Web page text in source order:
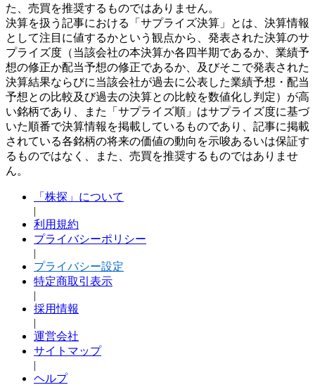
た、売買を推奨するものではありません。
決算を扱う記事における「サプライズ決算」とは、決算情報
として注目に値するかという観点から、発表された決算のサ
プライズ度（当該会社の本決算か各四半期であるか、業績予
想の修正か配当予想の修正であるか、及びそこで発表された
決算結果ならびに当該会社が過去に公表した業績予想・配当
予想との比較及び過去の決算との比較を数値化し判定）が高
い銘柄であり、また「サプライズ順」はサプライズ度に基づ
いた順番で決算情報を掲載しているものであり、記事に掲載
されている各銘柄の将来の価値の動向を示唆あるいは保証す
るものではなく、また、売買を推奨するものではありませ
ん。
「株探」について
|
利用規約
プライバシーポリシー
|
プライバシー設定
特定商取引表示
|
採用情報
|
運営会社
サイトマップ
|
ヘルプ